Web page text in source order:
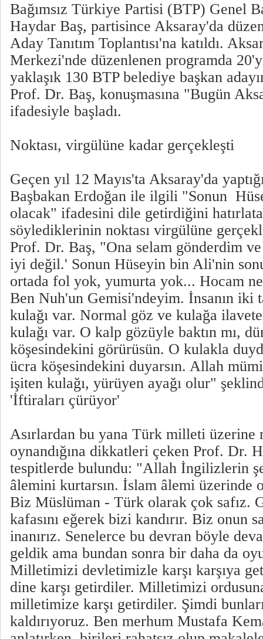
Bağımsız Türkiye Partisi (BTP) Genel
Haydar Baş, partisince Aksaray'da
Aday Tanıtım Toplantısı'na katıldı.
Merkezi'nde düzenlenen programda
yaklaşık 130 BTP belediye başkan
Prof. Dr. Baş, konuşmasına "Bugün
ifadesiyle başladı.
Noktası, virgülüne kadar gerçekleşti
Geçen yıl 12 Mayıs'ta Aksaray'da
Başbakan Erdoğan ile ilgili "Sonun
olacak" ifadesini dile getirdiğini
söylediklerinin noktası virgülüne
Prof. Dr. Baş, "Ona selam gönderdim
iyi değil.' Sonun Hüseyin bin Ali'nin
ortada fol yok, yumurta yok... Hocam
Ben Nuh'un Gemisi'ndeyim. İnsanın iki
kulağı var. Normal göz ve kulağa
kulağı var. O kalp gözüyle baktın mı,
köşesindekini görürüsün. O kulakla
ücra köşesindekini duyarsın. Allah
işiten kulağı, yürüyen ayağı olur"
'İftiraları çürüyor'
Asırlardan bu yana Türk milleti üzerine
oynandığına dikkatleri çeken Prof. Dr.
tespitlerde bulundu: "Allah İngilizlerin
âlemini kurtarsın. İslam âlemi üzerinde
Biz Müslüman - Türk olarak çok safız.
kafasını eğerek bizi kandırır. Biz onun
inanırız. Senelerce bu devran böyle
geldik ama bundan sonra bir daha da
Milletimizi devletimizle karşı karşıya
dine karşı getirdiler. Milletimizi
milletimize karşı getirdiler. Şimdi
kaldırıyoruz. Ben merhum Mustafa